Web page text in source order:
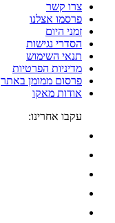
צרו קשר
פרסמו אצלנו
זמני היום
הסדרי נגישות
תנאי השימוש
מדיניות הפרטיות
פרסום ממומן באתר
אודות מאקו
עקבו אחרינו: